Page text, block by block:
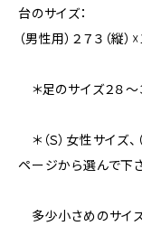
台のサイズ：
（男性用）２７３（縦）
＊足のサイズ２８〜
＊（Ｓ）女性サイズ
ページから選んで下さ
多少小さめのサイ